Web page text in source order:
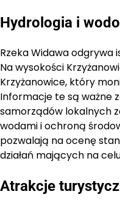
Hydrologia i
Rzeka Widawa odgrywa
Na wysokości
Krzyżanowice, który
Informacje te są ważne
samorządów lokalnych
wodami i ochroną
pozwalają na ocenę
działań mających na
Atrakcje